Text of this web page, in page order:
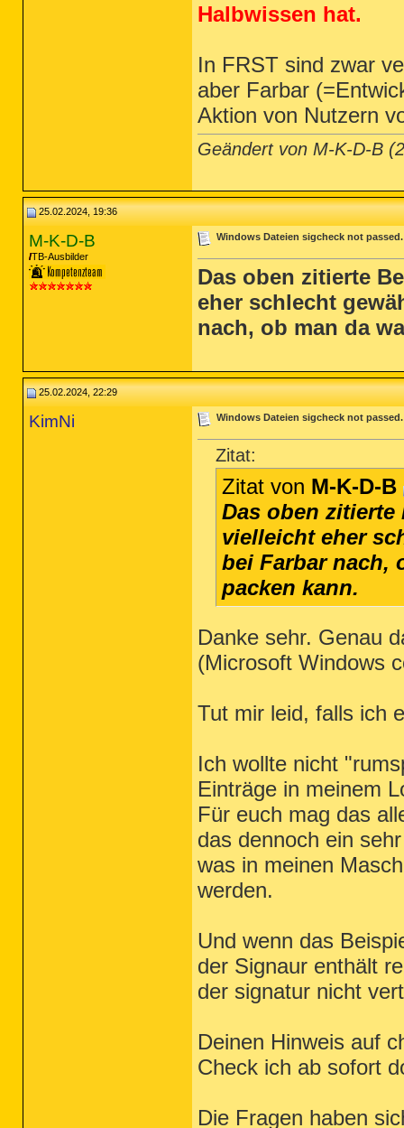
Halbwissen hat.
In FRST sind zwar
aber Farbar
Aktion von Nutzern
Geändert von M-K-D-B
25.02.2024, 19:36
M-K-D-B
TB-Ausbilder
Windows Dateien sigcheck not
Das oben zitierte
eher schlecht
nach, ob man da
25.02.2024, 22:29
KimNi Windows Dateien sigcheck not
Zitat:
Zitat von M-K-D-B
Das oben zitierte
vielleicht eher
bei Farbar nach,
packen kann.
Danke sehr. Genau
(Microsoft Windows
Tut mir leid, falls ich
Ich wollte nicht
Einträge in meinem
Für euch mag das
das dennoch ein
was in meinen
werden.
Und wenn das
der Signaur enthält
der signatur nicht
Deinen Hinweis auf
Check ich ab sofort
Die Fragen haben